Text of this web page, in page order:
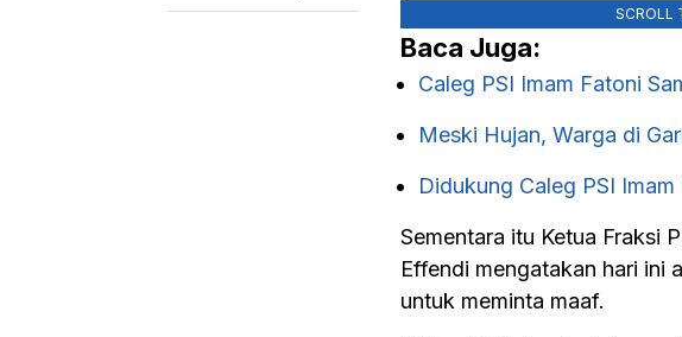
SCROLL
Baca Juga:
Caleg PSI Imam Fatoni
Meski Hujan, Warga di
Didukung Caleg PSI
Sementara itu Ketua Fraksi
Effendi mengatakan hari ini
untuk meminta maaf.